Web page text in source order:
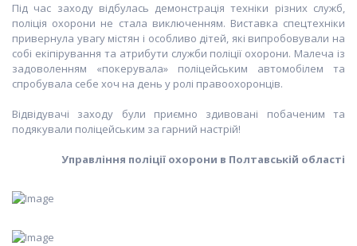
Під час заходу відбулась демонстрація техніки різних служб,
поліція охорони не стала виключенням. Виставка спецтехніки
привернула увагу містян і особливо дітей, які випробовували на
собі екіпірування та атрибути служби поліції охорони. Малеча із
задоволенням «покерувала» поліцейським автомобілем та
спробувала себе хоч на день у ролі правоохоронців.
Відвідувачі заходу були приємно здивовані побаченим та
подякували поліцейським за гарний настрій!
Управління поліції охорони в Полтавській області